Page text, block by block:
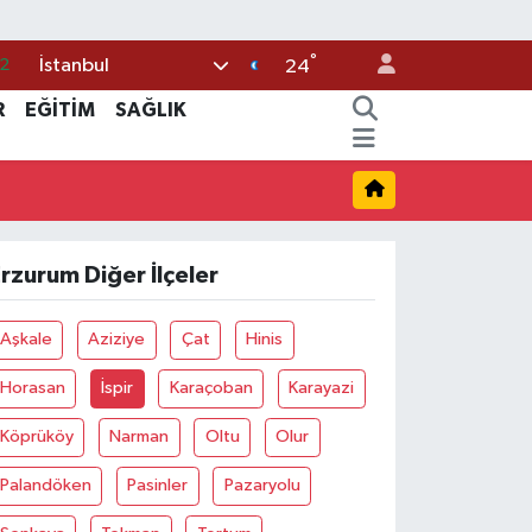
İstanbul 24°
EĞİTİM
SAĞLIK
Diğer İlçeler
Aşkale Aziziye Çat Hinis
Horasan İspir Karaçoban Karayazi
Köprüköy Narman Oltu Olur
Palandöken Pasinler Pazaryolu